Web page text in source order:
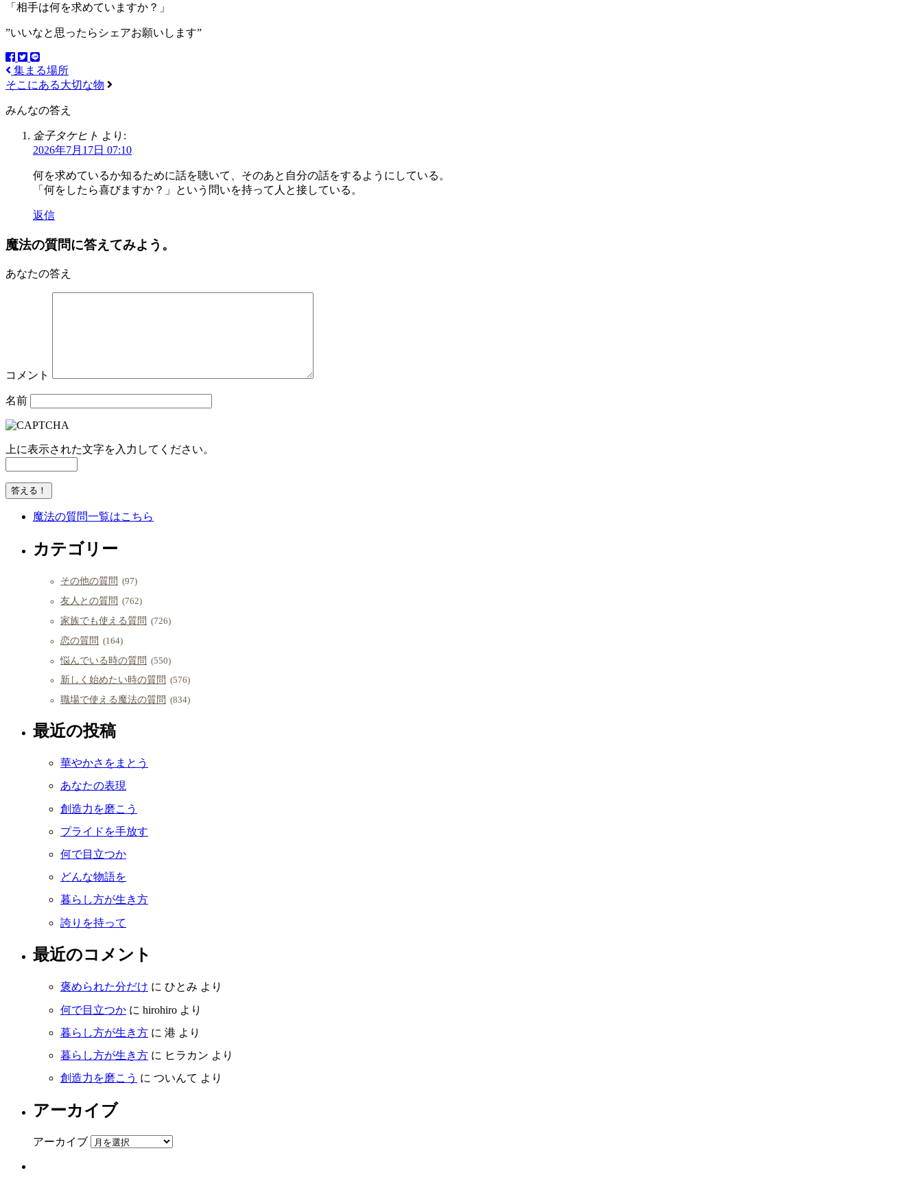
「相手は何を求めていますか？」
”いいなと思ったらシェアお願いします”
集まる場所
そこにある大切な物
みんなの答え
金子タケヒト より:
2026年7月17日 07:10
何を求めているか知るために話を聴いて、そのあと自分の話をするようにしている。
「何をしたら喜びますか？」という問いを持って人と接している。
返信
魔法の質問に答えてみよう。
あなたの答え
コメント
名前
上に表示された文字を入力してください。
魔法の質問一覧はこちら
カテゴリー
その他の質問 (97)
友人との質問 (762)
家族でも使える質問 (726)
恋の質問 (164)
悩んでいる時の質問 (550)
新しく始めたい時の質問 (576)
職場で使える魔法の質問 (834)
最近の投稿
華やかさをまとう
あなたの表現
創造力を磨こう
プライドを手放す
何で目立つか
どんな物語を
暮らし方が生き方
誇りを持って
最近のコメント
褒められた分だけ に ひとみ より
何で目立つか に hirohiro より
暮らし方が生き方 に 港 より
暮らし方が生き方 に ヒラカン より
創造力を磨こう に ついんて より
アーカイブ
アーカイブ